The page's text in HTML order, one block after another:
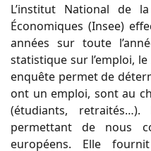
L’institut National de
Économiques (Insee)
années sur toute
statistique sur l’emploi,
enquête permet de
ont un emploi, sont au
(étudiants,
permettant de nous
européens. Elle